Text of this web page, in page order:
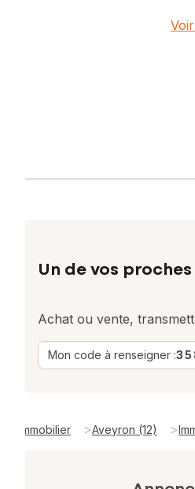
Un de vos
Achat ou vente,
Mon code à renseigner :
Immobilier >Aveyron (12) >